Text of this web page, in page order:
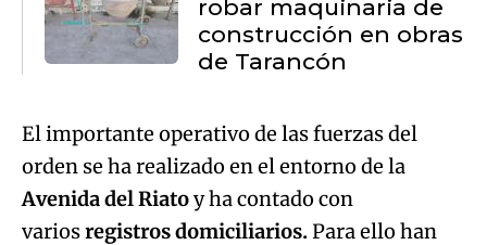
robar maquinaria de
construcción en obras
de Tarancón
El importante operativo de las fuerzas del
orden se ha realizado en el entorno de la
Avenida del Riatoy ha contado con
variosregistros domiciliarios.Para ello han